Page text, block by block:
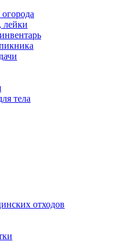
лейки
тела
отходов